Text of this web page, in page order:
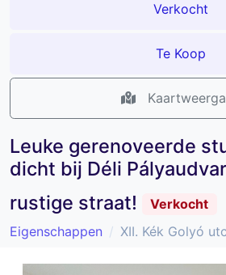
Verkocht
Te Koop
Leuke gerenoveerde
dicht bij Déli
rustige straat!
Verkocht
Eigenschappen
XII. Kék Golyó